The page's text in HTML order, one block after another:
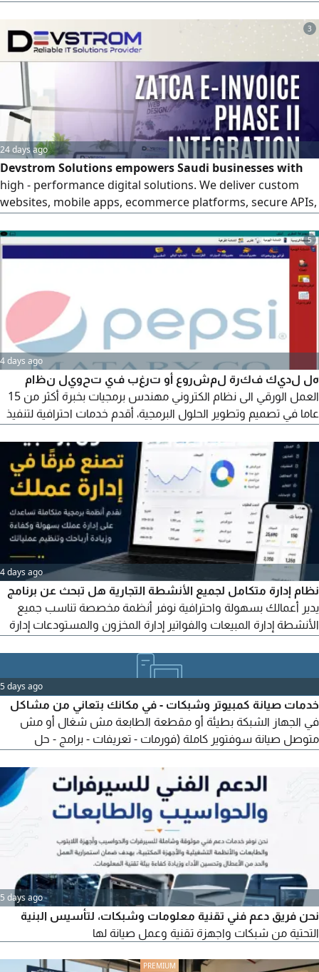
Booting & Quick Performance) Graphics Intel HD Graphics
(Built - in) Ports USB 3.0, DisplayPort, VGA, Ethernet LAN,
Audio In/ Out Pre - installed Software (Ready to Use)
Genuine
3
24 days ago
Devstrom Solutions empowers Saudi businesses with
high - performance digital solutions. We deliver custom
websites, mobile apps, ecommerce platforms, secure APIs,
the Saudi market. Trusted by companies in KSA for
scalable, compliant, and results - driven technology
5
4 days ago
هل لديك فكرة لمشروع أو ترغب في تحويل نظام
العمل الورقي الى نظام الكتروني مهندس برمجيات بخبرة أكثر من 15
عاما في تصميم وتطوير الحلول البرمجية، أقدم خدمات احترافية لتنفيذ
تصميم وتطوير أنظمة الويب. تطوير تطبيقات الجوال (Android &
iPhone) تطوير تطبيقات سطح المكتب (Desktop Applications)
تصميم قواعد البيانات والأنظمة الادارية. انشاء لوحات التحكم
4 days ago
نظام إدارة متكامل لجميع الأنشطة التجارية هل تبحث عن برنامج
يدير أعمالك بسهولة واحترافية نوفر أنظمة مخصصة تناسب جميع
الأنشطة إدارة المبيعات والفواتير إدارة المخزون والمستودعات إدارة
إدارة الفروع المتعددة النسخ الاحتياطي وربط البيانات مميزات النظام
سهل الاستخدام تقارير دقيقة وفورية سرعة في الأداء
5 days ago
خدمات صيانة كمبيوتر وشبكات - في مكانك بتعاني من مشاكل
في الجهاز الشبكة بطيئة أو مقطعة الطابعة مش شغال أو مش
متوصل صيانة سوفتوير كاملة (فورمات - تعريفات - برامج - حل
مشاكل الويندوز) تركيب وتوصيل شبكات (منزلية ومكتبية) تعريف
وتوصيل الطابعات (سلك وشبكة ووايرلس) خدمة سريعة وفي
مكانك (منزل أو مكتب أو شركة) أسعار مناسبة ومنافسة سرعة في
التنفيذ المكان حفر الباطن
5 days ago
نحن فريق دعم فني تقنية معلومات وشبكات، لتأسيس البنية
التحتية من شبكات واجهزة تقنية وعمل صيانة لها